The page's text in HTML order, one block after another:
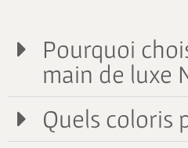
Pourquoi
main de luxe
Quels coloris